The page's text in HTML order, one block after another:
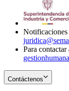
Para contactar
Contáctenos